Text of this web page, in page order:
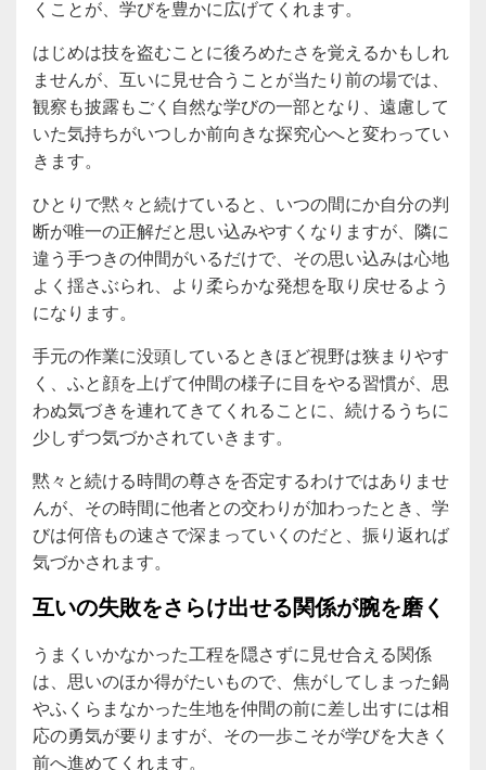
くことが、学びを豊かに広げてくれます。
はじめは技を盗むことに後ろめたさを覚えるかもしれ
ませんが、互いに見せ合うことが当たり前の場では、
観察も披露もごく自然な学びの一部となり、遠慮して
いた気持ちがいつしか前向きな探究心へと変わってい
きます。
ひとりで黙々と続けていると、いつの間にか自分の判
断が唯一の正解だと思い込みやすくなりますが、隣に
違う手つきの仲間がいるだけで、その思い込みは心地
よく揺さぶられ、より柔らかな発想を取り戻せるよう
になります。
手元の作業に没頭しているときほど視野は狭まりやす
く、ふと顔を上げて仲間の様子に目をやる習慣が、思
わぬ気づきを連れてきてくれることに、続けるうちに
少しずつ気づかされていきます。
黙々と続ける時間の尊さを否定するわけではありませ
んが、その時間に他者との交わりが加わったとき、学
びは何倍もの速さで深まっていくのだと、振り返れば
気づかされます。
互いの失敗をさらけ出せる関係が腕を磨く
うまくいかなかった工程を隠さずに見せ合える関係
は、思いのほか得がたいもので、焦がしてしまった鍋
やふくらまなかった生地を仲間の前に差し出すには相
応の勇気が要りますが、その一歩こそが学びを大きく
前へ進めてくれます。